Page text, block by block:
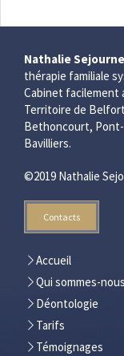
Nathalie
thérapie familiale
Cabinet facilement
Territoire de
Bethoncourt, Pont-
Bavilliers.
©2019 Nathalie
Contacts
Accueil
Qui sommes-
Déontologie
Tarifs
Témoignages